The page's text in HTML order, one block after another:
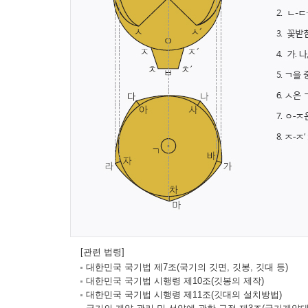
[관련 법령]
대한민국 국기법 제7조(국기의 깃면, 깃봉, 깃대 등)
대한민국 국기법 시행령 제10조(깃봉의 제작)
대한민국 국기법 시행령 제11조(깃대의 설치방법)